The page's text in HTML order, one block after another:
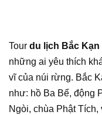
Tour du lịch Bắc Kạn
những ai yêu thích
vĩ của núi rừng. Bắc
như: hồ Ba Bể, động
Ngòi, chùa Phật